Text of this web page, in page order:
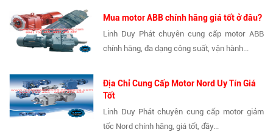
Mua motor ABB chính hãng giá tốt ở đâu?
Linh Duy Phát chuyên cung cấp motor ABB
chính hãng, đa dạng công suất, vận hành...
Địa Chỉ Cung Cấp Motor Nord Uy Tín Giá
Tốt
Linh Duy Phát chuyên cung cấp motor giảm
tốc Nord chính hãng, giá tốt, đầy...